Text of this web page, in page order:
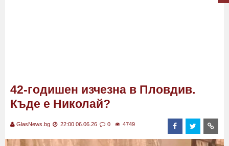
42-годишен изчезна в Пловдив.
Къде е Николай?
GlasNews.bg 22:00 06.06.26 0 4749